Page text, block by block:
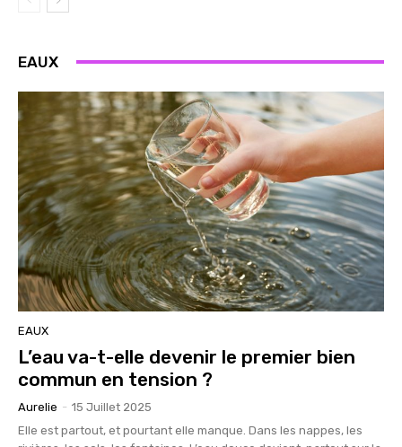
EAUX
EAUX
L’eau va-t-elle devenir le premier bien
commun en tension ?
Aurelie - 15 Juillet 2025
Elle est partout, et pourtant elle manque. Dans les nappes, les